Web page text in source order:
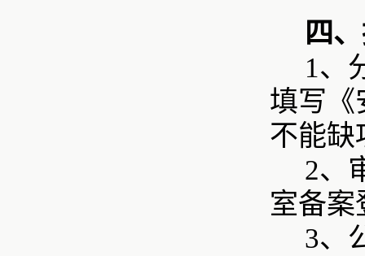
四
1、
填写《
不能缺
2、
室备案
3、